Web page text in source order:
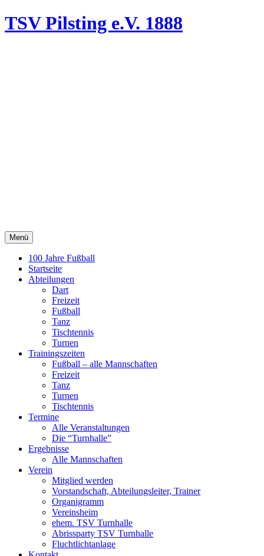
TSV Pilsting e.V. 1888
Menü
100 Jahre Fußball
Startseite
Abteilungen
Dart
Freizeit
Fußball
Tanz
Tischtennis
Turnen
Trainingszeiten
Fußball – alle Mannschaften
Freizeit
Tanz
Turnen
Tischtennis
Termine
Alle Veranstaltungen
Die “Turnhalle”
Ergebnisse
Alle Mannschaften
Verein
Mitglied werden
Vorstandschaft, Abteilungsleiter, Trainer
Organigramm
Vereinsheim
ehem. TSV Turnhalle
Abrissparty TSV Turnhalle
Fluchtlichtanlage